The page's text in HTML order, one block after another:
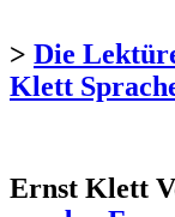
> Die
Klett
Ernst Klett